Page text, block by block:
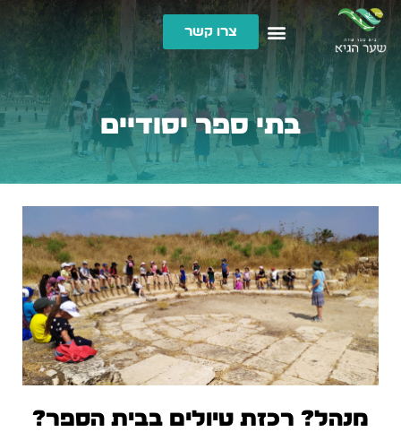
צרו קשר
בתי ספר יסודיים
מנהל? רכזת טיולים בבית הספר?